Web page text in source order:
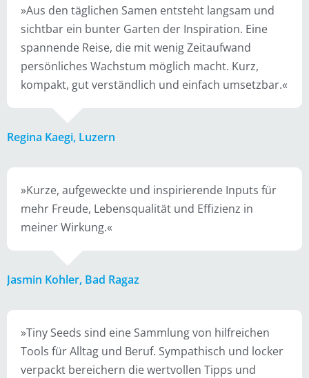
»Aus den täglichen Samen entsteht langsam und
sichtbar ein bunter Garten der Inspiration. Eine
spannende Reise, die mit wenig Zeitaufwand
persönliches Wachstum möglich macht. Kurz,
kompakt, gut verständlich und einfach umsetzbar.«
Regina Kaegi, Luzern
»Kurze, aufgeweckte und inspirierende Inputs für
mehr Freude, Lebensqualität und Effizienz in
meiner Wirkung.«
Jasmin Kohler, Bad Ragaz
»Tiny Seeds sind eine Sammlung von hilfreichen
Tools für Alltag und Beruf. Sympathisch und locker
verpackt bereichern die wertvollen Tipps und